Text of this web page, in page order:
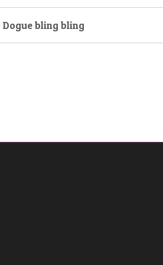
bling bling